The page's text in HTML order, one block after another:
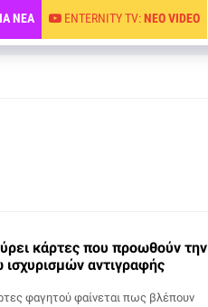
ΝΕΑ ENTERNITY TV:ΝΕΟ VIDEO
κάρτες που προωθούν την
ισχυρισμών αντιγραφής
φαγητού φαίνεται πως βλέπουν